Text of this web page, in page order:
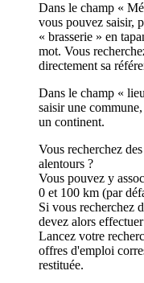
Dans le champ «
vous pouvez saisir,
« brasserie » en
mot. Vous
directement sa
Dans le champ «
saisir une
un continent.
Vous recherchez
alentours ?
Vous pouvez y
0 et 100 km (par
Si vous recherchez
devez alors
Lancez votre
offres d'emploi
restituée.